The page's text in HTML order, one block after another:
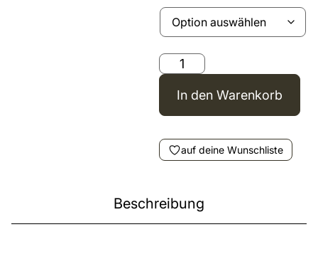
In den Warenkorb
auf deine Wunschliste
Beschreibung